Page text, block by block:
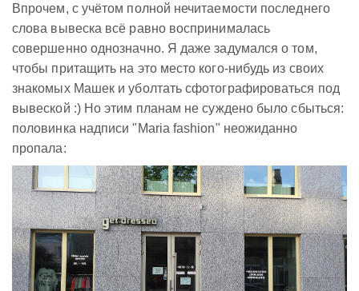
Впрочем, с учётом полной нечитаемости последнего
слова вывеска всё равно воспринималась
совершенно однозначно. Я даже задумался о том,
чтобы притащить на это место кого-нибудь из своих
знакомых Машек и уболтать сфотографироваться под
вывеской :) Но этим планам не суждено было сбыться:
половинка надписи "Maria fashion" неожиданно
пропала: